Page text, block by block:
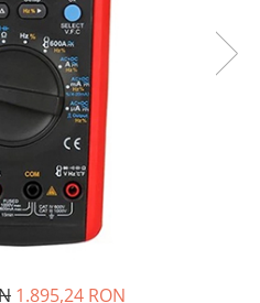
1.895,24 RON